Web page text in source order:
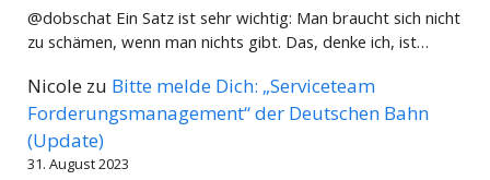
@dobschat Ein Satz ist sehr wichtig: Man braucht sich nicht
zu schämen, wenn man nichts gibt. Das, denke ich, ist…
Nicole zu Bitte melde Dich: „Serviceteam
Forderungsmanagement“ der Deutschen Bahn
(Update)
31. August 2023